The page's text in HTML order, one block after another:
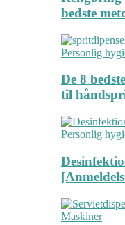
bedste
Personlig
De 8
til
Personlig
Maskiner